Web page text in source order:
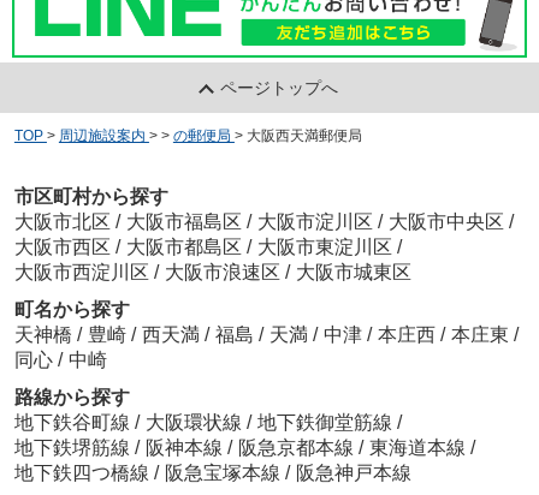
ページトップへ
TOP > 周辺施設案内 > > の郵便局 > 大阪西天満郵便局
市区町村から探す
大阪市北区 / 大阪市福島区 / 大阪市淀川区 / 大阪市中央区 /
大阪市西区 / 大阪市都島区 / 大阪市東淀川区 /
大阪市西淀川区 / 大阪市浪速区 / 大阪市城東区
町名から探す
天神橋 / 豊崎 / 西天満 / 福島 / 天満 / 中津 / 本庄西 / 本庄東 /
同心 / 中崎
路線から探す
地下鉄谷町線 / 大阪環状線 / 地下鉄御堂筋線 /
地下鉄堺筋線 / 阪神本線 / 阪急京都本線 / 東海道本線 /
地下鉄四つ橋線 / 阪急宝塚本線 / 阪急神戸本線